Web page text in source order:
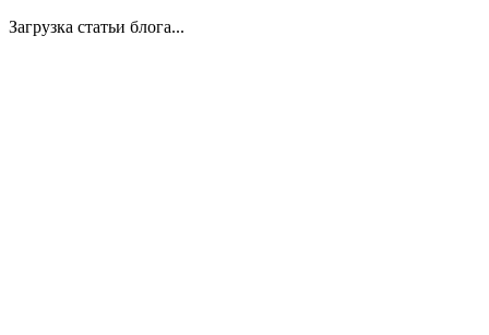
Загрузка статьи блога...